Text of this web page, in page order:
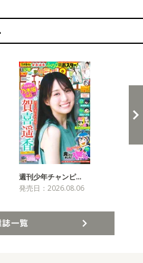
週刊少年チャンピ…
発売日：2026.08.06